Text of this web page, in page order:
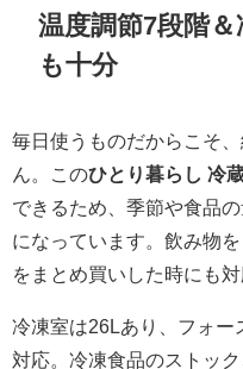
温度調節7段階
も十分
毎日使うものだからこそ
ん。このひとり暮らし 冷
できるため、季節や食品
になっています。飲み物
をまとめ買いした時にも
冷凍室は26Lあり、フォー
対応。冷凍食品のストッ